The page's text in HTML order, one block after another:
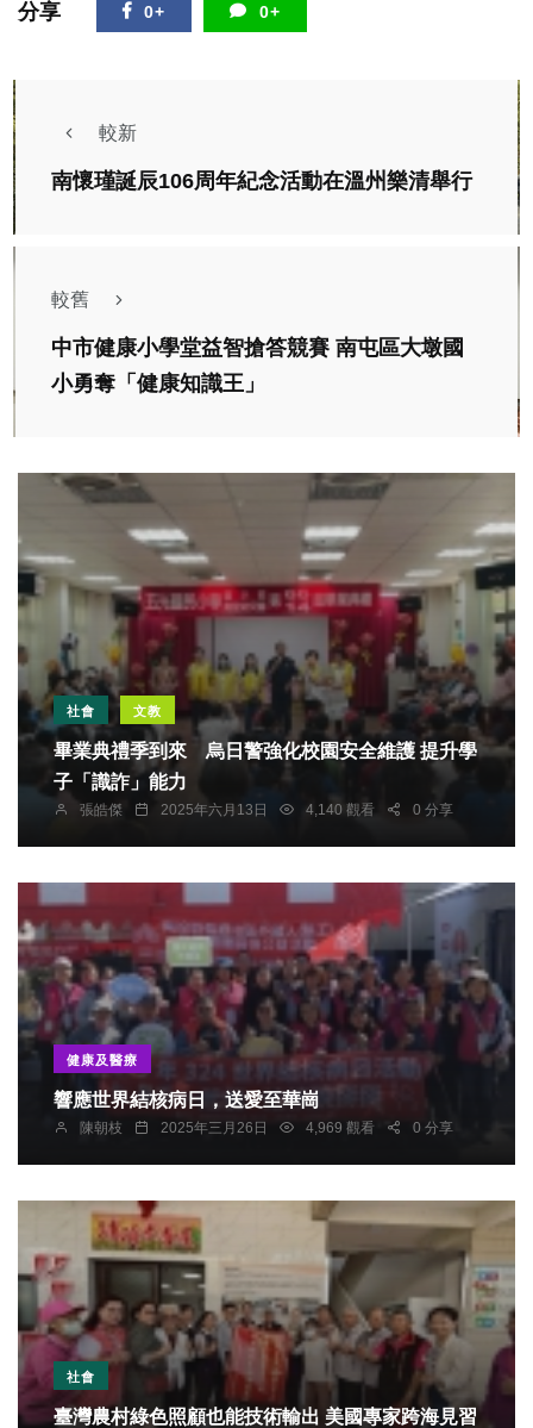
分享 0+ 0+
較新
南懷瑾誕辰106周年紀念活動在溫州樂清舉行
較舊
中市健康小學堂益智搶答競賽 南屯區大墩國
小勇奪「健康知識王」
社會 文教
畢業典禮季到來 烏日警強化校園安全維護 提升學
子「識詐」能力
張皓傑 2025年六月13日 4,140 觀看 0 分享
健康及醫療
響應世界結核病日，送愛至華崗
陳朝枝 2025年三月26日 4,969 觀看 0 分享
社會
臺灣農村綠色照顧也能技術輸出 美國專家跨海見習